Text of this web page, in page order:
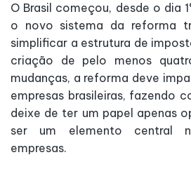
O Brasil começou, desde o dia
o novo sistema da reforma
simplificar a estrutura de
criação de pelo menos
mudanças, a reforma deve
empresas brasileiras, fazendo
deixe de ter um papel apenas
ser um elemento central
empresas.